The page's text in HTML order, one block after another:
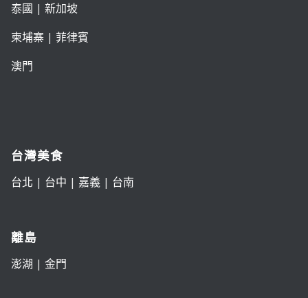
泰國 | 新加坡
柬埔寨 | 菲律賓
澳門
台灣美食
台北 | 台中 | 嘉義| 台南
離島
澎湖 | 金門